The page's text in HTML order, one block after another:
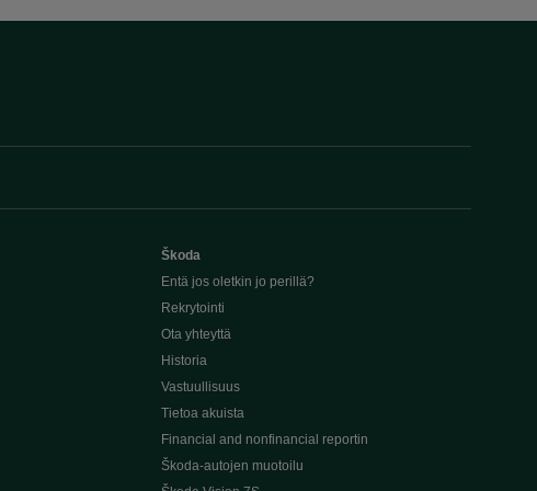
Škoda
Entä jos oletkin jo perillä?
Rekrytointi
Ota yhteyttä
Historia
Vastuullisuus
Tietoa akuista
Financial and nonfinancial reportin
Škoda-autojen muotoilu